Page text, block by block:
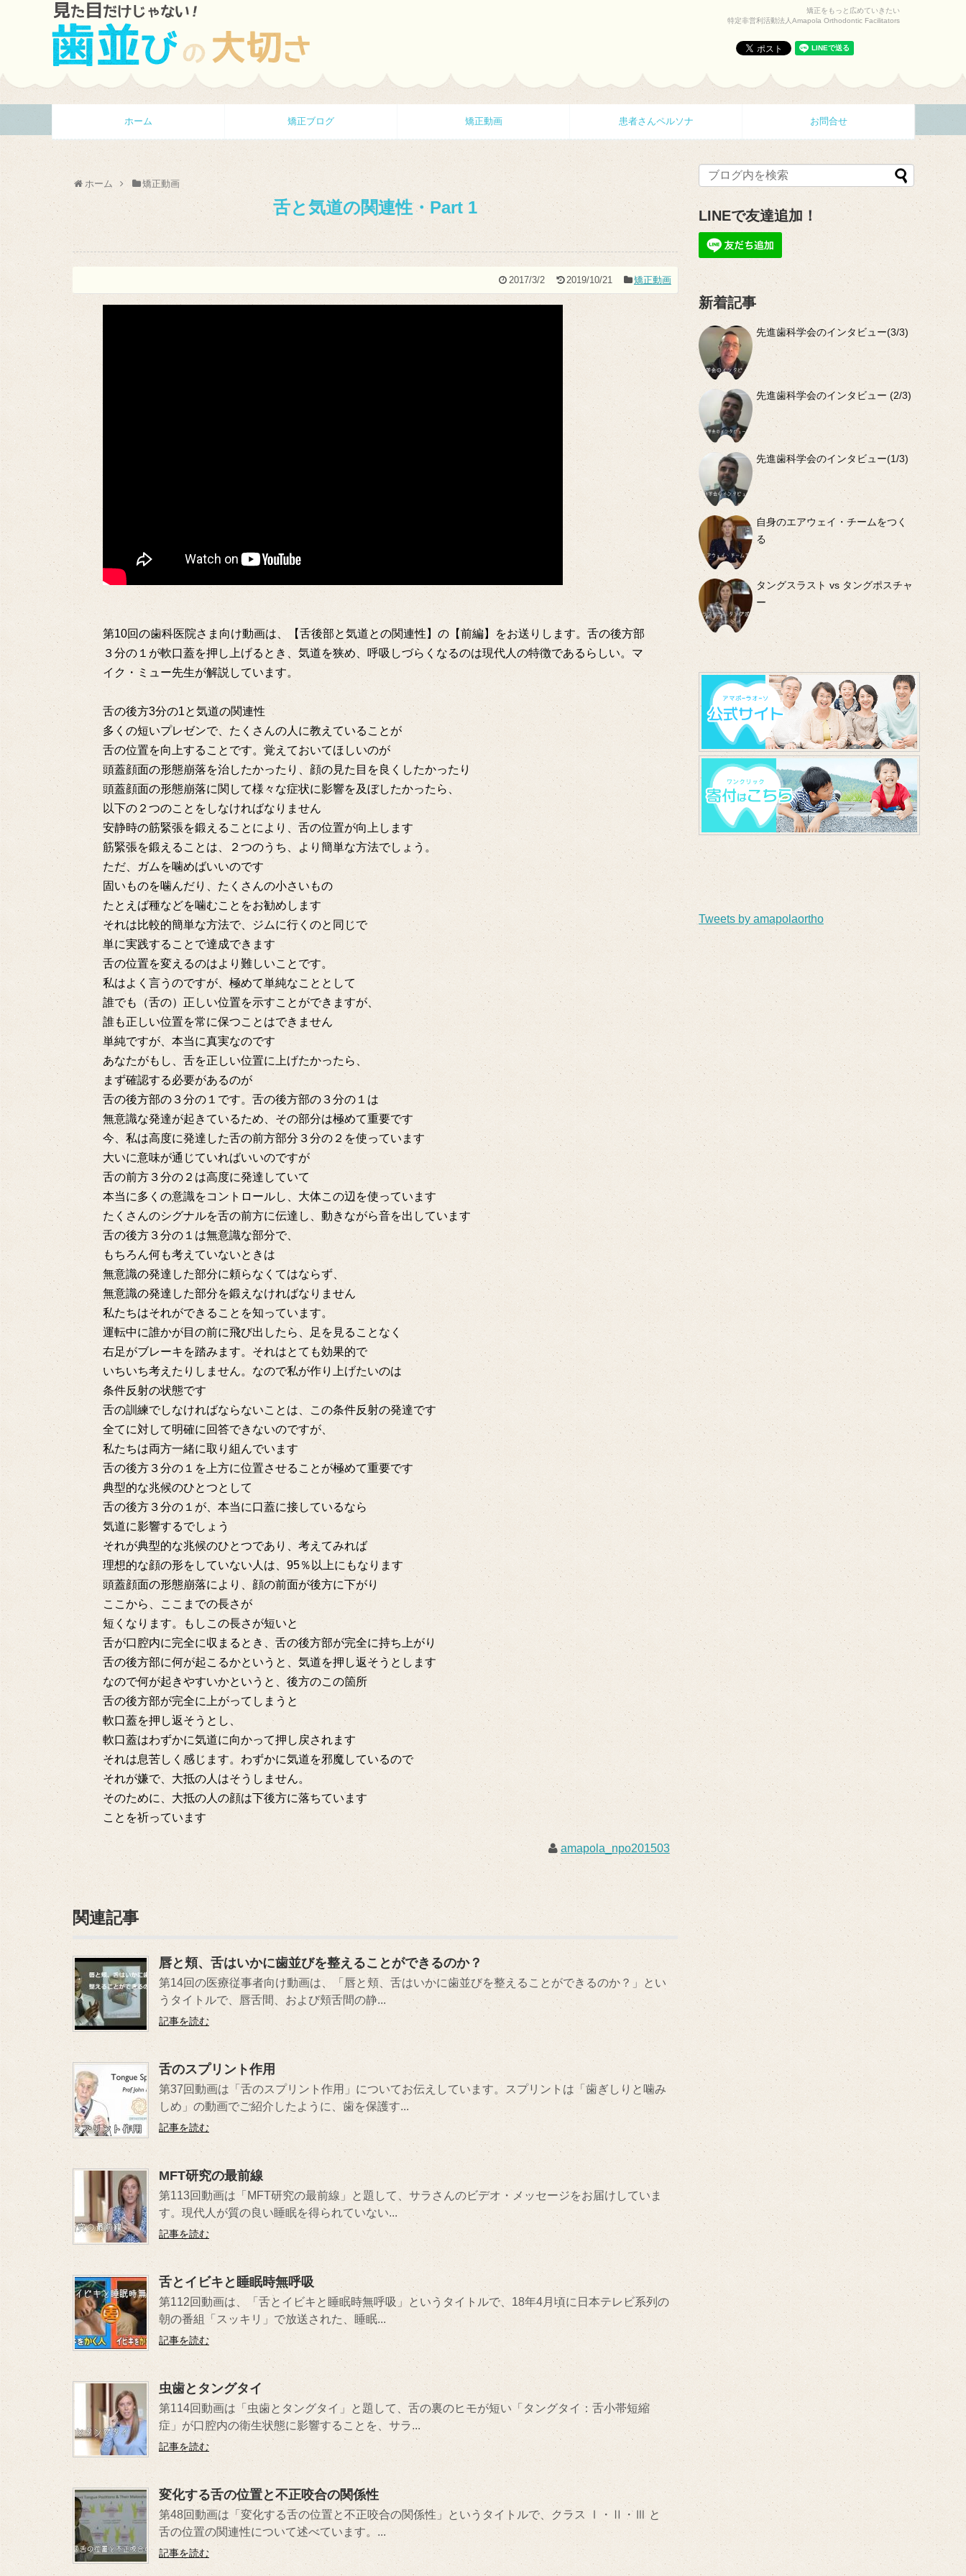
矯正をもっと広めていきたい
特定非営利活動法人Amapola Orthodontic Facilitators
ホーム 矯正ブログ 矯正動画 患者さんペルソナ お問合せ
ホーム 矯正動画
舌と気道の関連性・Part 1
2017/3/2 2019/10/21 矯正動画
第10回の歯科医院さま向け動画は、【舌後部と気道との関連性】の【前編】をお送りします。舌の後方部
３分の１が軟口蓋を押し上げるとき、気道を狭め、呼吸しづらくなるのは現代人の特徴であるらしい。マ
イク・ミュー先生が解説しています。
舌の後方3分の1と気道の関連性
多くの短いプレゼンで、たくさんの人に教えていることが
舌の位置を向上することです。覚えておいてほしいのが
頭蓋顔面の形態崩落を治したかったり、顔の見た目を良くしたかったり
頭蓋顔面の形態崩落に関して様々な症状に影響を及ぼしたかったら、
以下の２つのことをしなければなりません
安静時の筋緊張を鍛えることにより、舌の位置が向上します
筋緊張を鍛えることは、２つのうち、より簡単な方法でしょう。
ただ、ガムを噛めばいいのです
固いものを噛んだり、たくさんの小さいもの
たとえば種などを噛むことをお勧めします
それは比較的簡単な方法で、ジムに行くのと同じで
単に実践することで達成できます
舌の位置を変えるのはより難しいことです。
私はよく言うのですが、極めて単純なこととして
誰でも（舌の）正しい位置を示すことができますが、
誰も正しい位置を常に保つことはできません
単純ですが、本当に真実なのです
あなたがもし、舌を正しい位置に上げたかったら、
まず確認する必要があるのが
舌の後方部の３分の１です。舌の後方部の３分の１は
無意識な発達が起きているため、その部分は極めて重要です
今、私は高度に発達した舌の前方部分３分の２を使っています
大いに意味が通じていればいいのですが
舌の前方３分の２は高度に発達していて
本当に多くの意識をコントロールし、大体この辺を使っています
たくさんのシグナルを舌の前方に伝達し、動きながら音を出しています
舌の後方３分の１は無意識な部分で、
もちろん何も考えていないときは
無意識の発達した部分に頼らなくてはならず、
無意識の発達した部分を鍛えなければなりません
私たちはそれができることを知っています。
運転中に誰かが目の前に飛び出したら、足を見ることなく
右足がブレーキを踏みます。それはとても効果的で
いちいち考えたりしません。なので私が作り上げたいのは
条件反射の状態です
舌の訓練でしなければならないことは、この条件反射の発達です
全てに対して明確に回答できないのですが、
私たちは両方一緒に取り組んでいます
舌の後方３分の１を上方に位置させることが極めて重要です
典型的な兆候のひとつとして
舌の後方３分の１が、本当に口蓋に接しているなら
気道に影響するでしょう
それが典型的な兆候のひとつであり、考えてみれば
理想的な顔の形をしていない人は、95％以上にもなります
頭蓋顔面の形態崩落により、顔の前面が後方に下がり
ここから、ここまでの長さが
短くなります。もしこの長さが短いと
舌が口腔内に完全に収まるとき、舌の後方部が完全に持ち上がり
舌の後方部に何が起こるかというと、気道を押し返そうとします
なので何が起きやすいかというと、後方のこの箇所
舌の後方部が完全に上がってしまうと
軟口蓋を押し返そうとし、
軟口蓋はわずかに気道に向かって押し戻されます
それは息苦しく感じます。わずかに気道を邪魔しているので
それが嫌で、大抵の人はそうしません。
そのために、大抵の人の顔は下後方に落ちています
ことを祈っています
amapola_npo201503
関連記事
唇と頬、舌はいかに歯並びを整えることができるのか？
第14回の医療従事者向け動画は、「唇と頬、舌はいかに歯並びを整えることができるのか？」とい
うタイトルで、唇舌間、および頬舌間の静...
記事を読む
舌のスプリント作用
第37回動画は「舌のスプリント作用」についてお伝えしています。スプリントは「歯ぎしりと噛み
しめ」の動画でご紹介したように、歯を保護す...
記事を読む
MFT研究の最前線
第113回動画は「MFT研究の最前線」と題して、サラさんのビデオ・メッセージをお届けしていま
す。現代人が質の良い睡眠を得られていない...
記事を読む
舌とイビキと睡眠時無呼吸
第112回動画は、「舌とイビキと睡眠時無呼吸」というタイトルで、18年4月頃に日本テレビ系列の
朝の番組「スッキリ」で放送された、睡眠...
記事を読む
虫歯とタングタイ
第114回動画は「虫歯とタングタイ」と題して、舌の裏のヒモが短い「タングタイ：舌小帯短縮
症」が口腔内の衛生状態に影響することを、サラ...
記事を読む
変化する舌の位置と不正咬合の関係性
第48回動画は「変化する舌の位置と不正咬合の関係性」というタイトルで、クラス Ⅰ・Ⅱ・Ⅲ と
舌の位置の関連性について述べています。...
記事を読む
LINEで友達追加！
新着記事
先進歯科学会のインタビュー(3/3)
先進歯科学会のインタビュー (2/3)
先進歯科学会のインタビュー(1/3)
自身のエアウェイ・チームをつく
る
タングスラスト vs タングポスチャ
ー
Tweets by amapolaortho